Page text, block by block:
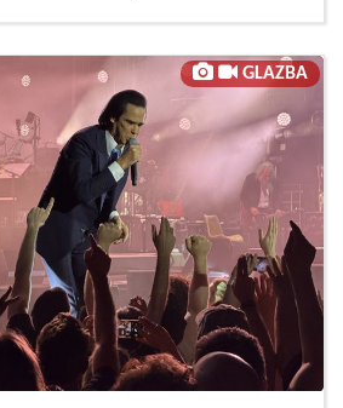
GLAZBA